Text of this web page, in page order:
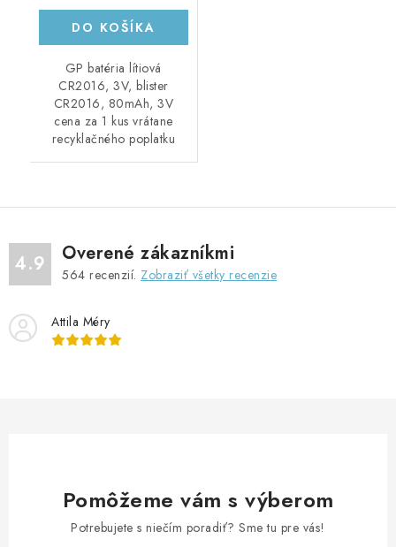
DO KOŠÍKA
GP batéria lítiová
CR2016, 3V, blister
CR2016, 80mAh, 3V
cena za 1 kus vrátane
recyklačného poplatku
4.9 Overené zákazníkmi
564 recenzií. Zobraziť všetky recenzie
Attila Méry
Pomôžeme vám s výberom
Potrebujete s niečím poradiť? Sme tu pre vás!